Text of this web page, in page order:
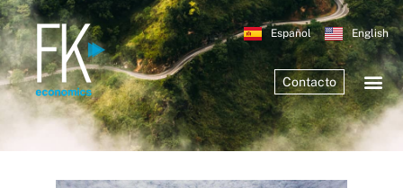
Español English
Contacto